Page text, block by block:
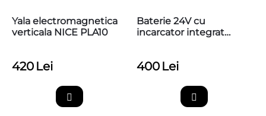
Yala electromagnetica
verticala NICE PLA10
420 Lei
Baterie 24V cu
incarcator integrat
400 Lei